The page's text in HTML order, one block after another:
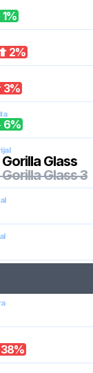
1%
2%
3%
6%
Glass
Glass 3
38%